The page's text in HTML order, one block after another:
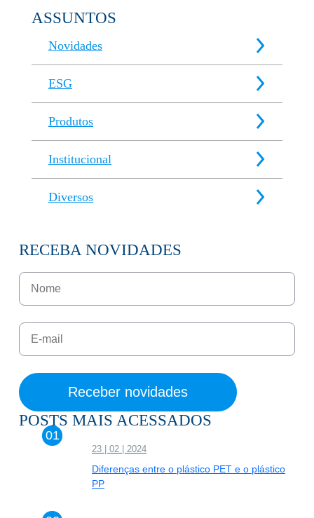
ASSUNTOS
Novidades
ESG
Produtos
Institucional
Diversos
RECEBA NOVIDADES
POSTS MAIS ACESSADOS
23 | 02 | 2024
Diferenças entre o plástico PET e o plástico
PP